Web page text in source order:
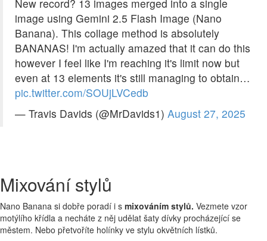
New record? 13 images merged into a single
image using Gemini 2.5 Flash Image (Nano
Banana). This collage method is absolutely
BANANAS! I'm actually amazed that it can do this
however I feel like I'm reaching it's limit now but
even at 13 elements it's still managing to obtain…
pic.twitter.com/SOUjLVCedb
— Travis Davids (@MrDavids1) August 27, 2025
Mixování stylů
Nano Banana si dobře poradí i s mixováním stylů. Vezmete vzor
motýlího křídla a necháte z něj udělat šaty dívky procházející se
městem. Nebo přetvoříte holínky ve stylu okvětních lístků.